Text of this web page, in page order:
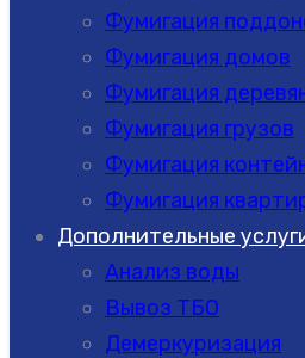
Фумигация
Фумигация домов
Фумигация
Фумигация грузов
Фумигация
Фумигация
Дополнительные
Анализ воды
Вывоз ТБО
Демеркуризация